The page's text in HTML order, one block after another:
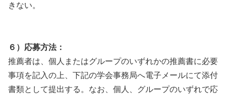
きない。
６）応募方法：
推薦者は、個人またはグループのいずれかの推薦書に必要
事項を記入の上、下記の学会事務局へ電子メールにて添付
書類として提出する。なお、個人、グループのいずれで応